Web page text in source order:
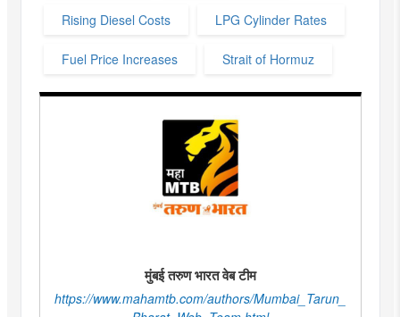
Rising Diesel Costs LPG Cylinder Rates
Fuel Price Increases Strait of Hormuz
मुंबई तरुण भारत वेब टीम
https://www.mahamtb.com/authors/Mumbai_Tarun_